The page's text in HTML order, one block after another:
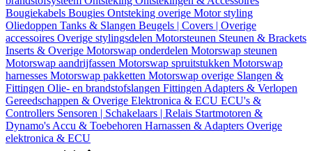
Bougiekabels Bougies Ontsteking overige Motor styling
Oliedoppen Tanks & Slangen Beugels | Covers | Overige
accessoires Overige stylingsdelen Motorsteunen Steunen & Brackets
Inserts & Overige Motorswap onderdelen Motorswap steunen
Motorswap aandrijfassen Motorswap spruitstukken Motorswap
harnesses Motorswap pakketten Motorswap overige Slangen &
Fittingen Olie- en brandstofslangen Fittingen Adapters & Verlopen
Gereedschappen & Overige Elektronica & ECU ECU's &
Controllers Sensoren | Schakelaars | Relais Startmotoren &
Dynamo's Accu & Toebehoren Harnassen & Adapters Overige
elektronica & ECU